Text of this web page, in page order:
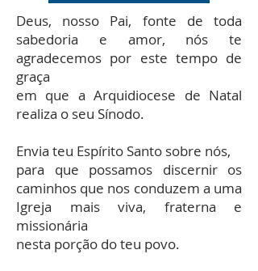
Deus, nosso Pai, fonte de toda
sabedoria e amor, nós te
agradecemos por este tempo de
graça
em que a Arquidiocese de Natal
realiza o seu Sínodo.
Envia teu Espírito Santo sobre nós,
para que possamos discernir os
caminhos que nos conduzem a uma
Igreja mais viva, fraterna e
missionária
nesta porção do teu povo.